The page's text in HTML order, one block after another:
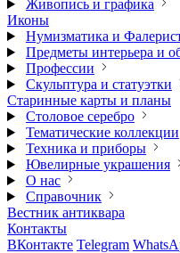
Живопись и графика
Иконы
Нумизматика и
Предметы интерьера и
Профессии
Скульптура и статуэтки
Старинные карты и планы
Столовое серебро
Тематические коллекции
Техника и приборы
Ювелирные украшения
О нас
Справочник
Вестник антиквара
Контакты
ВКонтакте Telegram